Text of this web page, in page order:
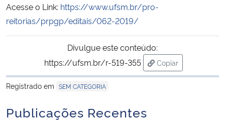
Ministério da Ciência, Tecnologia, Inovações e Comunicações
Ministério do Meio Ambiente
Acesse o Link: https://www.ufsm.br/pro-
reitorias/prpgp/editais/062-2019/
Divulgue este conteúdo:
https://ufsm.br/r-519-355
Copiar
para área de
Registrado em SEM CATEGORIA
Publicações Recentes